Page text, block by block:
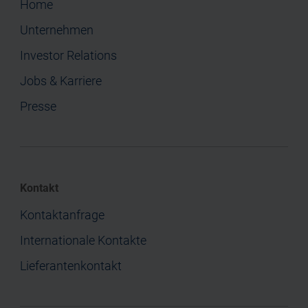
Home
Unternehmen
Investor Relations
Jobs & Karriere
Presse
Kontakt
Kontaktanfrage
Internationale Kontakte
Lieferantenkontakt